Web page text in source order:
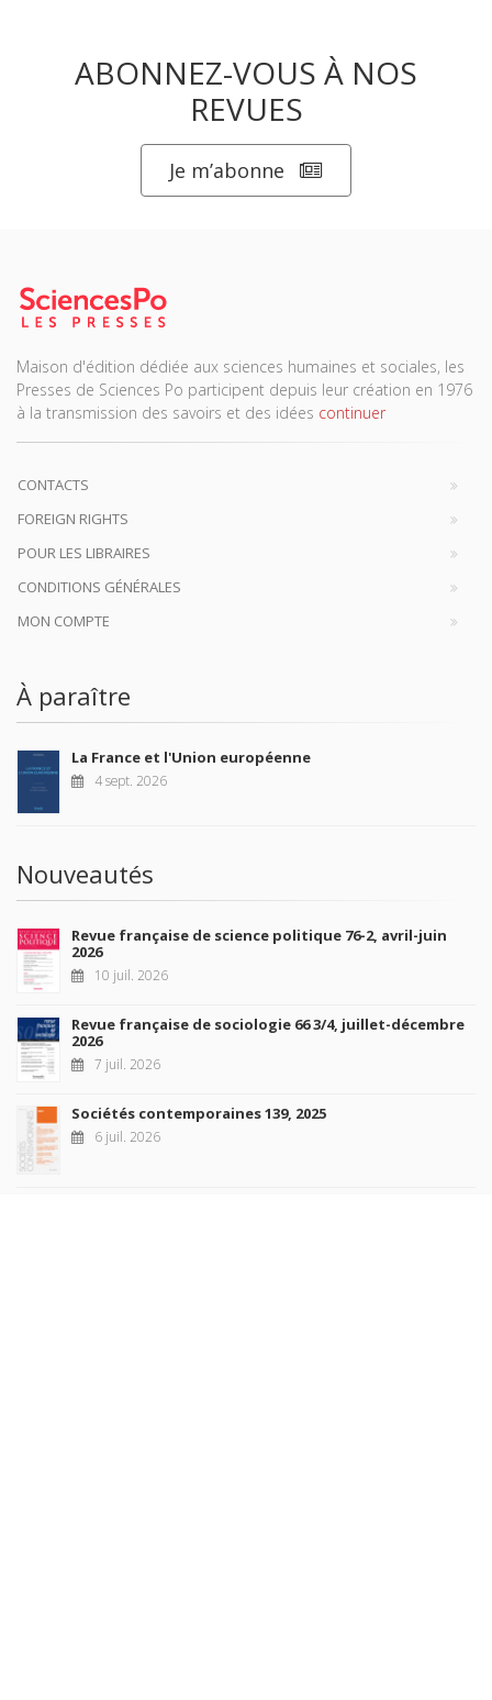
ABONNEZ-VOUS À NOS
REVUES
Je m’abonne
Maison d'édition dédiée aux sciences humaines et sociales, les
Presses de Sciences Po participent depuis leur création en 1976
à la transmission des savoirs et des idées continuer
CONTACTS
FOREIGN RIGHTS
POUR LES LIBRAIRES
CONDITIONS GÉNÉRALES
MON COMPTE
À paraître
La France et l'Union européenne
4 sept. 2026
Nouveautés
Revue française de science politique 76-2, avril-juin
2026
10 juil. 2026
Revue française de sociologie 66 3/4, juillet-décembre
2026
7 juil. 2026
Sociétés contemporaines 139, 2025
6 juil. 2026